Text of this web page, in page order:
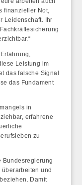
finanzieller Not,
Leidenschaft. Ihr
Leistung im
das falsche Signal
das Fundament
in
erfahrene
zu
Bundesregierung
und
Damit